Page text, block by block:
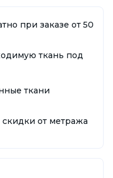
при заказе от 50
ткань под
ткани
от метража